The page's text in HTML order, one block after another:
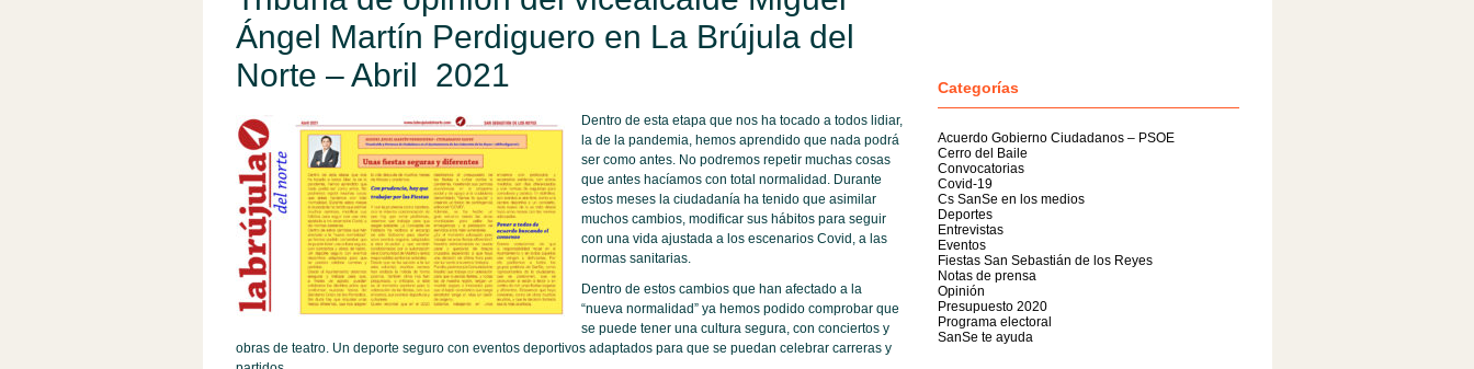
Ángel Martín Perdiguero en La Brújula del
Norte – Abril 2021
Dentro de esta etapa que nos ha tocado a todos lidiar,
la de la pandemia, hemos aprendido que nada podrá
ser como antes. No podremos repetir muchas cosas
que antes hacíamos con total normalidad. Durante
estos meses la ciudadanía ha tenido que asimilar
muchos cambios, modificar sus hábitos para seguir
con una vida ajustada a los escenarios Covid, a las
normas sanitarias.
Dentro de estos cambios que han afectado a la
“nueva normalidad” ya hemos podido comprobar que
se puede tener una cultura segura, con conciertos y
obras de teatro. Un deporte seguro con eventos deportivos adaptados para que se puedan celebrar carreras y
Categorías
Acuerdo Gobierno Ciudadanos – PSOE
Cerro del Baile
Convocatorias
Covid-19
Cs SanSe en los medios
Deportes
Entrevistas
Eventos
Fiestas San Sebastián de los Reyes
Notas de prensa
Opinión
Presupuesto 2020
Programa electoral
SanSe te ayuda